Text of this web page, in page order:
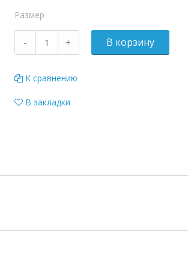
Размер
К сравнению
В закладки